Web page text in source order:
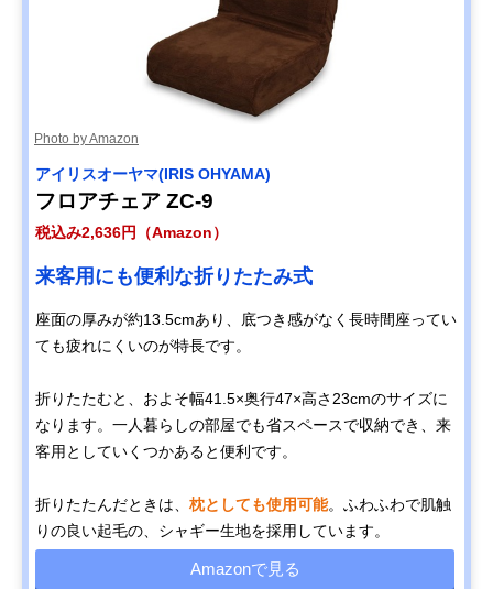
Photo by Amazon
‎アイリスオーヤマ(IRIS OHYAMA)
フロアチェア ZC-9
税込み2,636円（Amazon）
来客用にも便利な折りたたみ式
座面の厚みが約13.5cmあり、底つき感がなく長時間座ってい
ても疲れにくいのが特長です。
折りたたむと、およそ幅41.5×奥行47×高さ23cmのサイズに
なります。一人暮らしの部屋でも省スペースで収納でき、来
客用としていくつかあると便利です。
折りたたんだときは、 枕としても使用可能。ふわふわで肌触
りの良い起毛の、シャギー生地を採用しています。
Amazonで見る